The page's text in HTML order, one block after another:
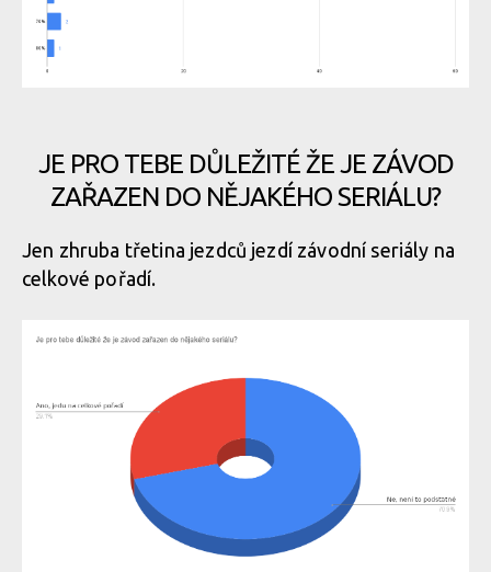
JE PRO TEBE DŮLEŽITÉ ŽE JE ZÁVOD
ZAŘAZEN DO NĚJAKÉHO SERIÁLU?
Jen zhruba třetina jezdců jezdí závodní seriály na
celkové pořadí.